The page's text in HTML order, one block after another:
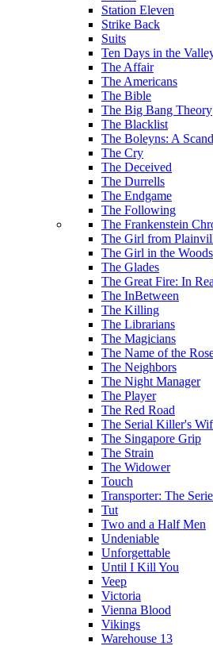
Station Eleven
Strike Back
Suits
Ten Days in the
The Affair
The Americans
The Bible
The Big Bang Theory
The Blacklist
The Boleyns: A
The Cry
The Deceived
The Durrells
The Endgame
The Following
The Frankenstein
The Girl from
The Girl in the Woods
The Glades
The Great Fire: In
The InBetween
The Killing
The Librarians
The Magicians
The Name of the
The Neighbors
The Night Manager
The Player
The Red Road
The Serial Killer's
The Singapore Grip
The Strain
The Widower
Touch
Transporter: The
Tut
Two and a Half Men
Undeniable
Unforgettable
Until I Kill You
Veep
Victoria
Vienna Blood
Vikings
Warehouse 13